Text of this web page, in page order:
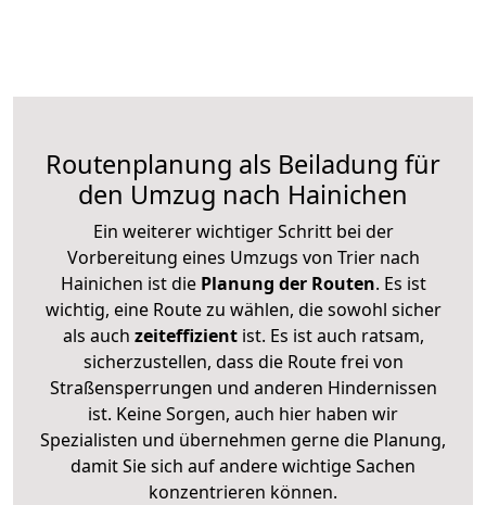
Routenplanung als Beiladung für
den Umzug nach Hainichen
Ein weiterer wichtiger Schritt bei der
Vorbereitung eines Umzugs von Trier nach
Hainichen ist diePlanung der Routen. Es ist
wichtig, eine Route zu wählen, die sowohl sicher
als auch zeiteffizientist. Es ist auch ratsam,
sicherzustellen, dass die Route frei von
Straßensperrungen und anderen Hindernissen
ist. Keine Sorgen, auch hier haben wir
Spezialisten und übernehmen gerne die Planung,
damit Sie sich auf andere wichtige Sachen
konzentrieren können.